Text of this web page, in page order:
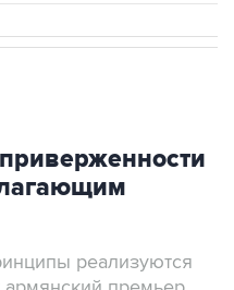
реализуются